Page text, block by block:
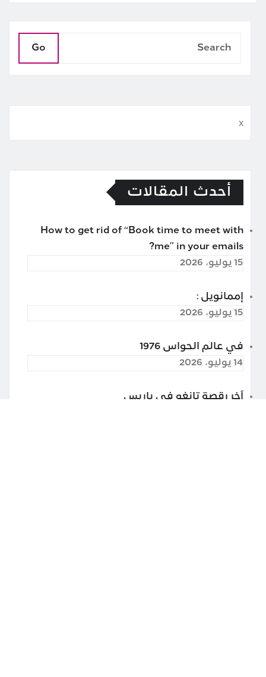
Go
x
أحدث المقالات
How to get rid of “Book time to meet with
me” in your emails?
15 يوليو، 2026
إممانويل :
15 يوليو، 2026
في عالم الحواس 1976
14 يوليو، 2026
آخر رقصة تانغو في باريس